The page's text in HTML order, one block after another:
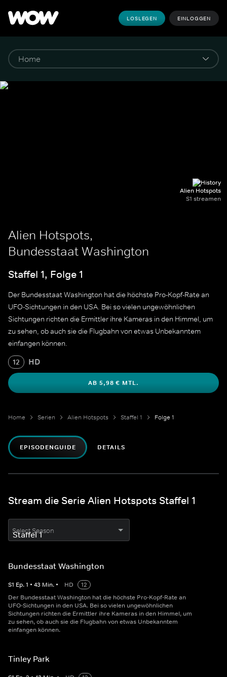
LOSLEGEN EINLOGGEN
Alien Hotspots
S1 streamen
Alien Hotspots,
Bundesstaat Washington
Staffel 1, Folge 1
Der Bundesstaat Washington hat die höchste Pro-Kopf-Rate an
UFO-Sichtungen in den USA. Bei so vielen ungewöhnlichen
Sichtungen richten die Ermittler ihre Kameras in den Himmel, um
zu sehen, ob auch sie die Flugbahn von etwas Unbekanntem
einfangen können.
12 HD
AB 5,98 € MTL.
Home Serien Alien Hotspots Staffel 1 Folge 1
EPISODENGUIDE DETAILS
Stream die Serie Alien Hotspots Staffel 1
Select Season
Bundesstaat Washington
S1 Ep.1 • 43 Min. • HD
12
Der Bundesstaat Washington hat die höchste Pro-Kopf-Rate an
UFO-Sichtungen in den USA. Bei so vielen ungewöhnlichen
Sichtungen richten die Ermittler ihre Kameras in den Himmel, um
zu sehen, ob auch sie die Flugbahn von etwas Unbekanntem
einfangen können.
Tinley Park